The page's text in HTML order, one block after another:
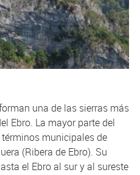
una de las sierras más
Ebro. La mayor parte del
municipales de
(Ribera de Ebro). Su
el Ebro al sur y al sureste